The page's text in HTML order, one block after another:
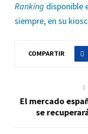
Ranking disponible
siempre, en su
COMPARTIR
El mercado
se